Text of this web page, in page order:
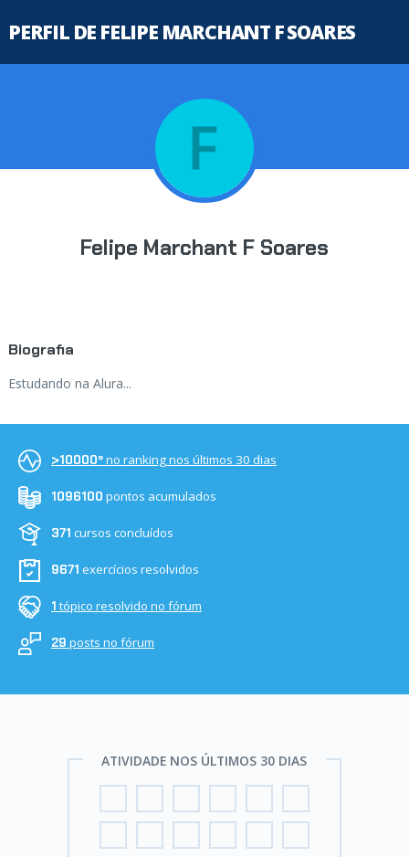
PERFIL DE FELIPE MARCHANT F SOARES
Felipe Marchant F Soares
Biografia
Estudando na Alura...
>10000ºno ranking nos últimos 30 dias
1096100 pontos acumulados
371 cursos concluídos
9671 exercícios resolvidos
1 tópico resolvido no fórum
29 posts no fórum
ATIVIDADE NOS ÚLTIMOS 30 DIAS